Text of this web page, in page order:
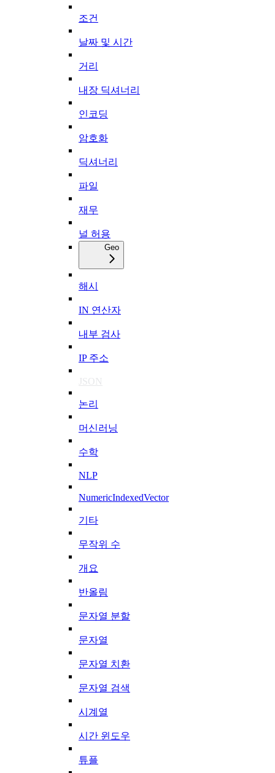
조건
날짜 및 시간
거리
내장 딕셔너리
인코딩
암호화
딕셔너리
파일
재무
널 허용
Geo
해시
IN 연산자
내부 검사
IP 주소
JSON
논리
머신러닝
수학
NLP
NumericIndexedVector
기타
무작위 수
개요
반올림
문자열 분할
문자열
문자열 치환
문자열 검색
시계열
시간 윈도우
튜플